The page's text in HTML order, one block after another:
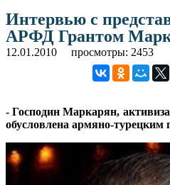
Интервью с
АРФД Грантом
12.01.2010 просмотры: 2453
- Господин Маркарян,
обусловлена армяно-турецким